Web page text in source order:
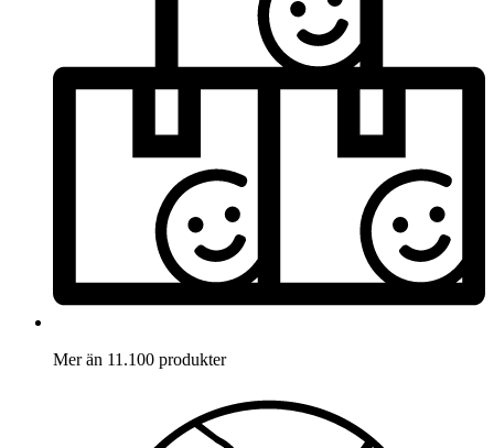
Mer än 11.100 produkter